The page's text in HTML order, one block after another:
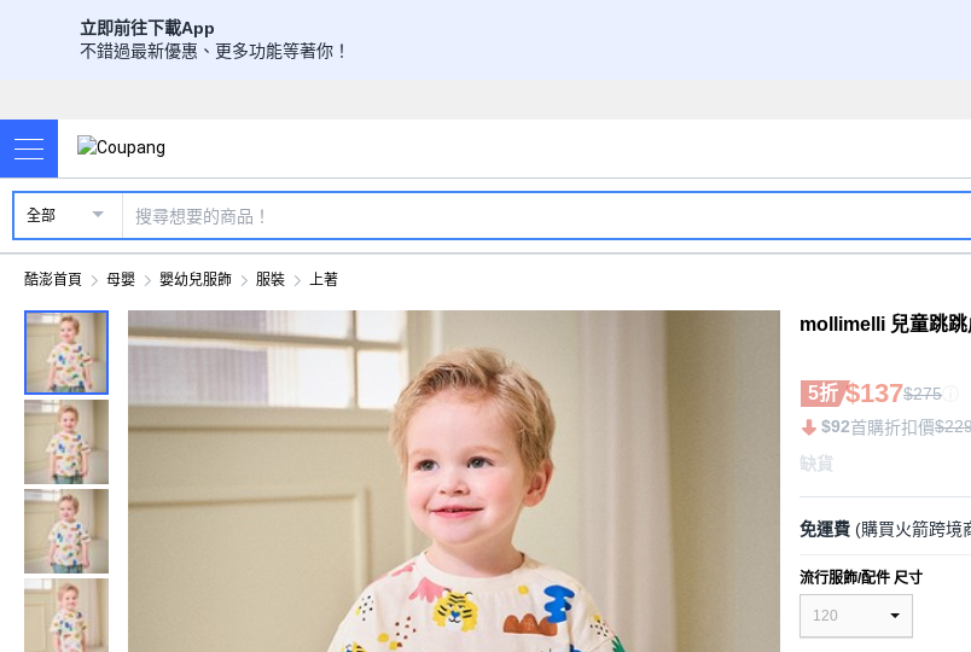
立即前往下載App
不錯過最新優惠、更多功能等著你！
全部
酷澎首頁 母嬰 嬰幼兒服飾 服裝 上著
mollimelli 兒童跳跳
5折 $137$275
$92首購折扣價
缺貨
免運費 (購買火箭跨境
流行服飾/配件 尺寸
120